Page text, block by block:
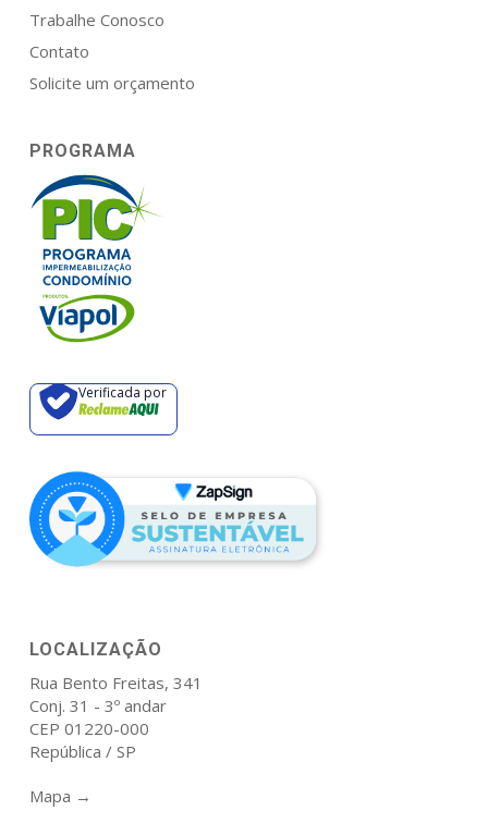
Trabalhe Conosco
Contato
Solicite um orçamento
PROGRAMA
Verificada por
LOCALIZAÇÃO
Rua Bento Freitas, 341
Conj. 31 - 3º andar
CEP 01220-000
República / SP
Mapa →